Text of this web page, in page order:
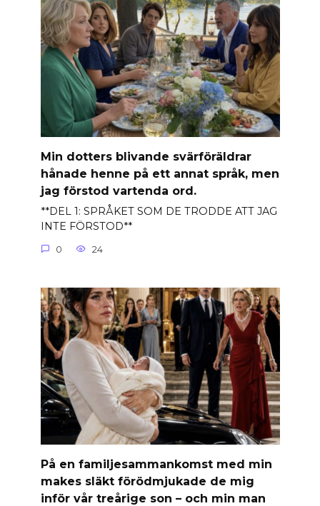
Min dotters blivande svärföräldrar
hånade henne på ett annat språk, men
jag förstod vartenda ord.
**DEL 1: SPRÅKET SOM DE TRODDE ATT JAG
INTE FÖRSTOD**
0 24
På en familjesammankomst med min
makes släkt förödmjukade de mig
inför vår treårige son – och min man